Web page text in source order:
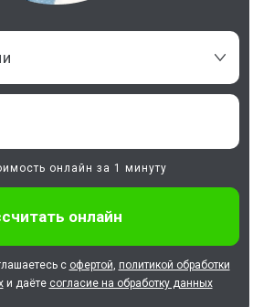
онлайн за 1 минуту
с офертой, политикой обработки
и даёте согласие на обработку данных